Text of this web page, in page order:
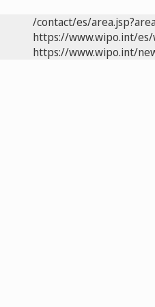
/contact/es/
https://www.wipo.int/
https://www.wipo.int/